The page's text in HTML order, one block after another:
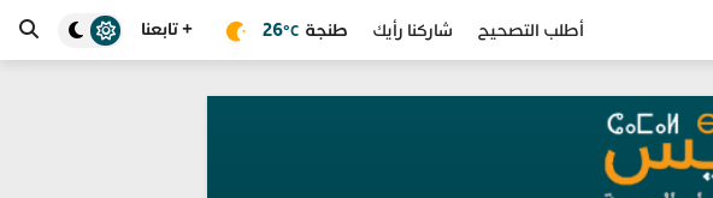
أطلب التصحيح شاركنا رأيك طنجة 26 °C + تابعنا